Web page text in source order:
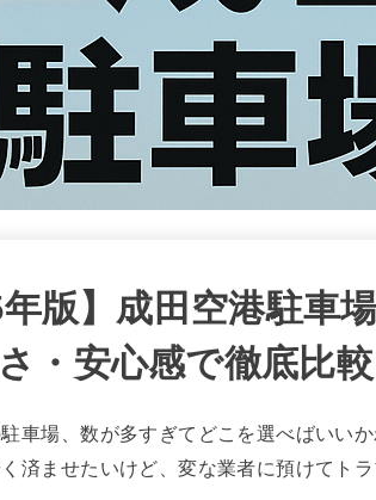
年版】成田空港駐車
・安心感で徹底比較
駐車場、数が多すぎてどこを選べばいい
く済ませたいけど、変な業者に預けてト